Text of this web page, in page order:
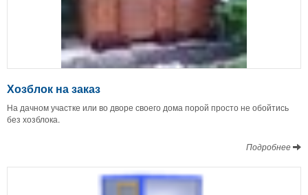
Хозблок на заказ
На дачном участке или во дворе своего дома порой просто не обойтись
без хозблока.
Подробнее